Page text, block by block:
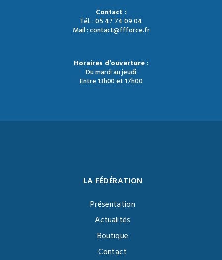
Contact :
Tél. : 05 47 74 09 04
Mail : contact@ffforce.fr
Horaires d’ouverture :
Du mardi au jeudi
Entre 13h00 et 17h00
LA FÉDÉRATION
Présentation
Actualités
Boutique
Contact